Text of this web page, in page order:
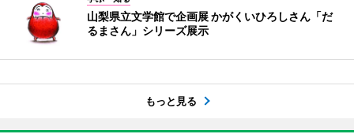
山梨県立文学館で企画展 かがくいひろしさん「だ
るまさん」シリーズ展示
もっと見る